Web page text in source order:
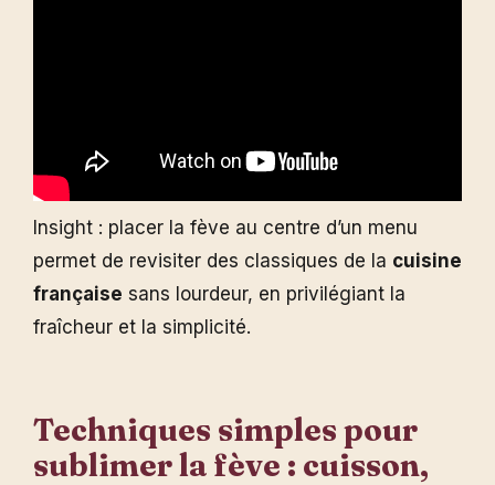
Insight : placer la fève au centre d’un menu
permet de revisiter des classiques de la cuisine
française sans lourdeur, en privilégiant la
fraîcheur et la simplicité.
Techniques simples pour
sublimer la fève : cuisson,